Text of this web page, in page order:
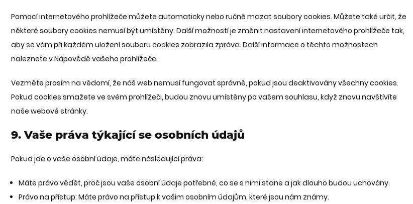
Pomocí internetového prohlížeče můžete automaticky nebo ručně mazat soubory cookies. Můžete také určit, že
některé soubory cookies nemusí být umístěny. Další možností je změnit nastavení internetového prohlížeče tak,
aby se vám při každém uložení souboru cookies zobrazila zpráva. Další informace o těchto možnostech
naleznete v Nápovědě vašeho prohlížeče.
Vezměte prosím na vědomí, že náš web nemusí fungovat správně, pokud jsou deaktivovány všechny cookies.
Pokud cookies smažete ve svém prohlížeči, budou znovu umístěny po vašem souhlasu, když znovu navštívíte
naše webové stránky.
9. Vaše práva týkající se osobních údajů
Pokud jde o vaše osobní údaje, máte následující práva:
Máte právo vědět, proč jsou vaše osobní údaje potřebné, co se s nimi stane a jak dlouho budou uchovány.
Právo na přístup: Máte právo na přístup k vašim osobním údajům, které jsou nám známy.